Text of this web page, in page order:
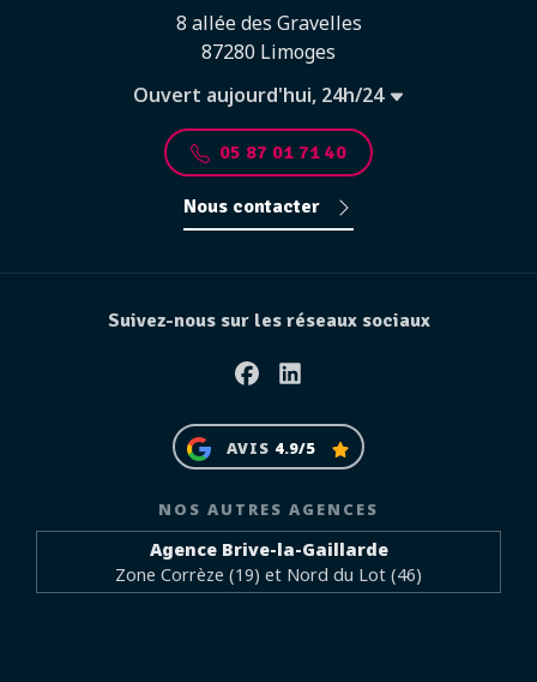
8 allée des Gravelles
87280 Limoges
Ouvert aujourd'hui, 24h/24
05 87 01 71 40
Nous contacter
Suivez-nous sur les réseaux sociaux
FacebookLinkedin
AVIS 4.9/5
NOS AUTRES AGENCES
Agence Brive-la-Gaillarde
Zone Corrèze (19) et Nord du Lot (46)